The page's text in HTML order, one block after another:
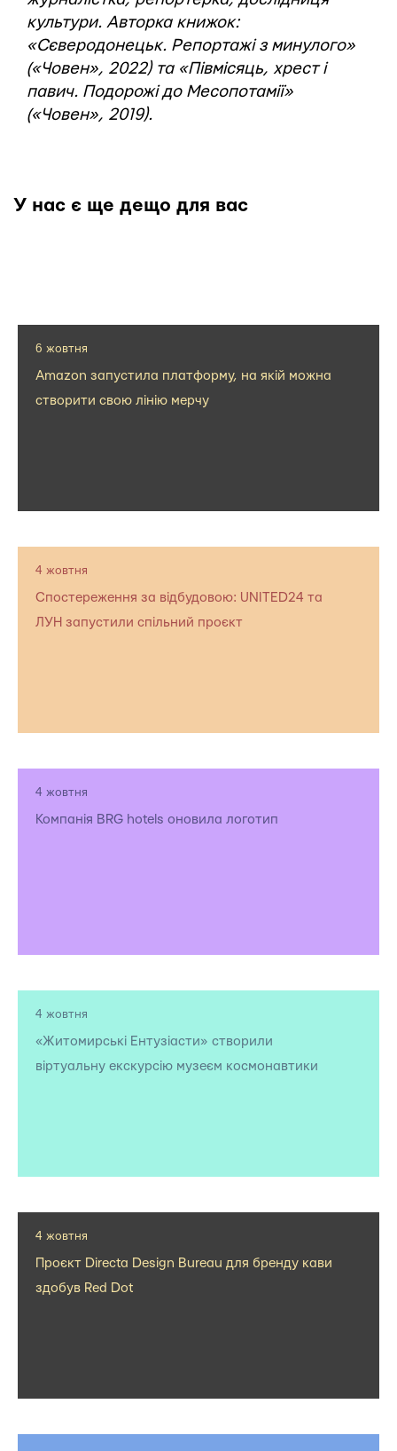
культури. Авторка книжок:
«Сєверодонецьк. Репортажі з минулого»
(«Човен», 2022) та «Півмісяць, хрест і
павич. Подорожі до Месопотамії»
(«Човен», 2019).
У нас є ще дещо для вас
6 жовтня
Amazon запустила платформу, на якій можна
створити свою лінію мерчу
4 жовтня
Спостереження за відбудовою: UNITED24 та
ЛУН запустили спільний проєкт
4 жовтня
Компанія BRG hotels оновила логотип
4 жовтня
«Житомирські Ентузіасти» створили
віртуальну екскурсію музеєм космонавтики
4 жовтня
Проєкт Directa Design Bureau для бренду кави
здобув Red Dot